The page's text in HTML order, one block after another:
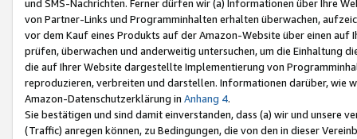
und SMS-Nachrichten. Ferner dürfen wir (a) Informationen über Ihre
von Partner-Links und Programminhalten erhalten überwachen,
vor dem Kauf eines Produkts auf der Amazon-Website über einen
prüfen, überwachen und anderweitig untersuchen, um die Einhaltung
die auf Ihrer Website dargestellte Implementierung von
reproduzieren, verbreiten und darstellen. Informationen darüber, wie
Amazon-Datenschutzerklärung in Anhang 4.
Sie bestätigen und sind damit einverstanden, dass (a) wir und
(Traffic) anregen können, zu Bedingungen, die von den in dieser